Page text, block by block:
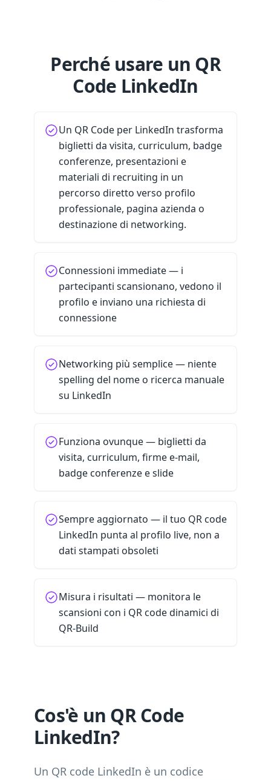
Perché usare un QR
Code LinkedIn
Un QR Code per LinkedIn trasforma
biglietti da visita, curriculum, badge
conferenze, presentazioni e
materiali di recruiting in un
percorso diretto verso profilo
professionale, pagina azienda o
destinazione di networking.
Connessioni immediate — i
partecipanti scansionano, vedono il
profilo e inviano una richiesta di
connessione
Networking più semplice — niente
spelling del nome o ricerca manuale
su LinkedIn
Funziona ovunque — biglietti da
visita, curriculum, firme e-mail,
badge conferenze e slide
Sempre aggiornato — il tuo QR code
LinkedIn punta al profilo live, non a
dati stampati obsoleti
Misura i risultati — monitora le
scansioni con i QR code dinamici di
QR-Build
Cos'è un QR Code
LinkedIn?
Un QR code LinkedIn è un codice